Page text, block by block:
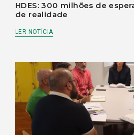
HDES: 300 milhões de
de realidade
LER NOTÍCIA